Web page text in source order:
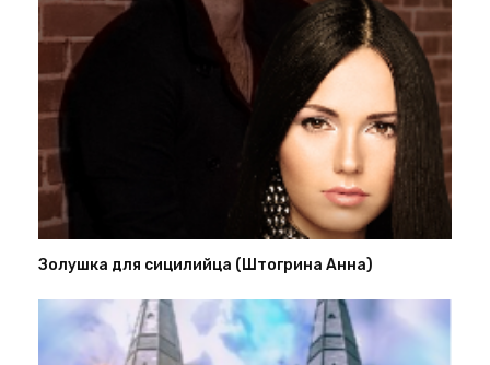
Золушка для сицилийца (Штогрина Анна)